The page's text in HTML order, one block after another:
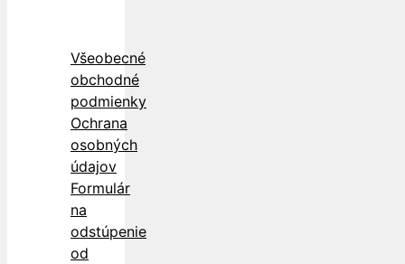
Všeobecné
obchodné
podmienky
Ochrana
osobných
údajov
Formulár
na
odstúpenie
od